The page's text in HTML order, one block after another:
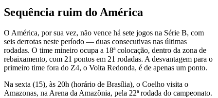
Sequência ruim do América
O América, por sua vez, não vence há sete jogos na Série B, com
seis derrotas neste período — duas consecutivas nas últimas
rodadas. O time mineiro ocupa a 18ª colocação, dentro da zona de
rebaixamento, com 21 pontos em 21 rodadas. A desvantagem para o
primeiro time fora do Z4, o Volta Redonda, é de apenas um ponto.
Na sexta (15), às 20h (horário de Brasília), o Coelho visita o
Amazonas, na Arena da Amazônia, pela 22ª rodada do campeonato.